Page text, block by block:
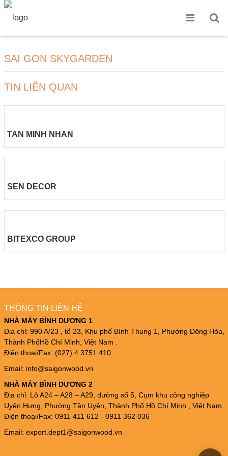
SAI GON SKYGARDEN
TIN LIÊN QUAN
TAN MINH NHAN
SEN DECOR
BITEXCO GROUP
THÔNG TIN LIÊN HỆ
NHÀ MÁY BÌNH DƯƠNG 1
Địa chỉ: 990 A/23 , tổ 23, Khu phố Bình Thung 1, Phường Đông Hòa,
Thành PhốHồ Chí Minh, Việt Nam .
Điện thoại/Fax: (027) 4 3751 410
Email: info@saigonwood.vn
NHÀ MÁY BÌNH DƯƠNG 2
Địa chỉ: Lô A24 – A28 – A29, đường số 5, Cụm khu công nghiệp
Uyên Hưng, Phường Tân Uyên, Thành Phố Hồ Chí Minh , Việt Nam
Điện thoại/Fax: 0911 411 612 - 0911 362 036
Email: export.dept1@saigonwood.vn